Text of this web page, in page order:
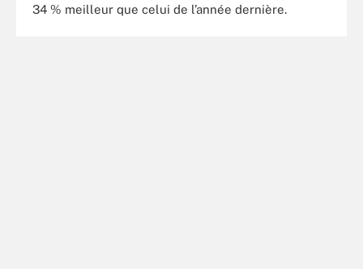
34 % meilleur que celui de l’année dernière.